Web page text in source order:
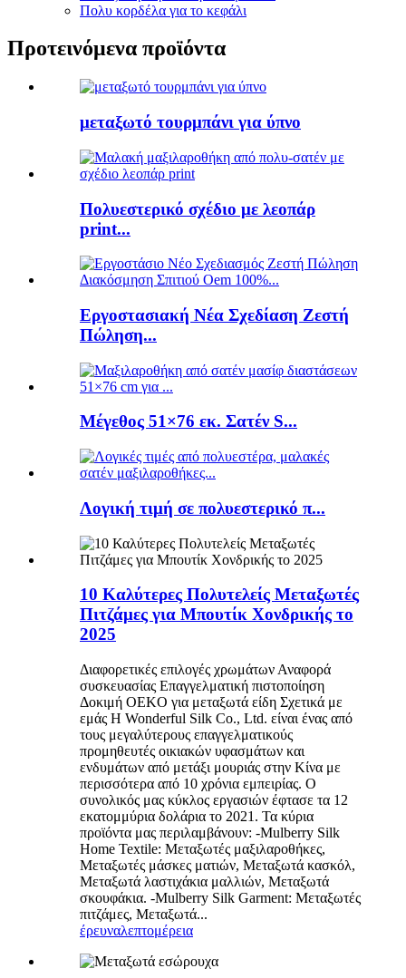
Πολυ κορδέλα για το κεφάλι
Προτεινόμενα προϊόντα
μεταξωτό τουρμπάνι για ύπνο
Πολυεστερικό σχέδιο με λεοπάρ
print...
Εργοστασιακή Νέα Σχεδίαση Ζεστή
Πώληση...
Μέγεθος 51×76 εκ. Σατέν S...
Λογική τιμή σε πολυεστερικό π...
10 Καλύτερες Πολυτελείς Μεταξωτές
Πιτζάμες για Μπουτίκ Χονδρικής το
2025
Διαφορετικές επιλογές χρωμάτων Αναφορά
συσκευασίας Επαγγελματική πιστοποίηση
Δοκιμή OEKO για μεταξωτά είδη Σχετικά με
εμάς Η Wonderful Silk Co., Ltd. είναι ένας από
τους μεγαλύτερους επαγγελματικούς
προμηθευτές οικιακών υφασμάτων και
ενδυμάτων από μετάξι μουριάς στην Κίνα με
περισσότερα από 10 χρόνια εμπειρίας. Ο
συνολικός μας κύκλος εργασιών έφτασε τα 12
εκατομμύρια δολάρια το 2021. Τα κύρια
προϊόντα μας περιλαμβάνουν: -Mulberry Silk
Home Textile: Μεταξωτές μαξιλαροθήκες,
Μεταξωτές μάσκες ματιών, Μεταξωτά κασκόλ,
Μεταξωτά λαστιχάκια μαλλιών, Μεταξωτά
σκουφάκια. -Mulberry Silk Garment: Μεταξωτές
πιτζάμες, Μεταξωτά...
έρευναλεπτομέρεια